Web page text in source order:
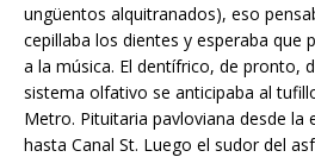
ungüentos alquitranados), eso
cepillaba los dientes y esperaba que
a la música. El dentífrico, de pronto,
sistema olfativo se anticipaba al
Metro. Pituitaria pavloviana desde la
hasta Canal St. Luego el sudor del